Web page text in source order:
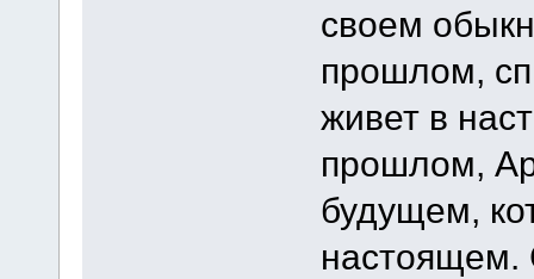
своем
прошлом,
живет в
прошлом,
будущем,
настоящем.